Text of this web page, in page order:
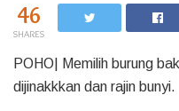
46
SHARES
POHO| Memilih burung
dijinakkkan dan rajin bunyi.